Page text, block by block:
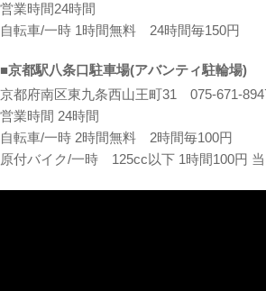
営業時間24時間
自転車/一時 1時間無料 24時間毎150円
■京都駅八条口駐車場(アバンティ駐輪場)
京都府南区東九条西山王町31 075-671-
営業時間 24時間
自転車/一時 2時間無料 2時間毎100円
原付バイク/一時 125cc以下 1時間100円 当